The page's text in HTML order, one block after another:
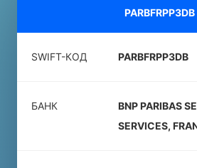
PARBFRPP3DB
SWIFT-КОД PARBFRPP3DB
БАНК
BNP PARIBAS
SERVICES,